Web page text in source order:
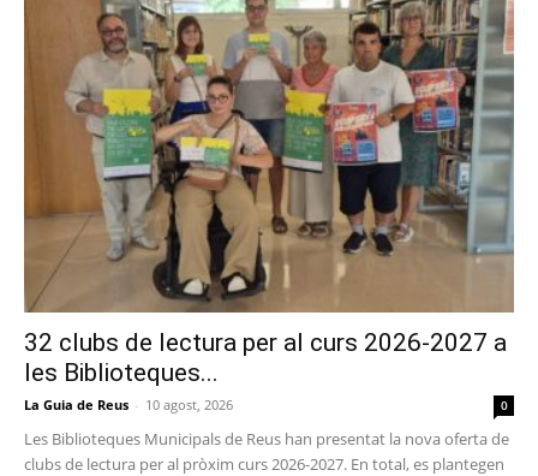
32 clubs de lectura per al curs 2026-2027 a
les Biblioteques...
La Guia de Reus - 10 agost, 2026 0
Les Biblioteques Municipals de Reus han presentat la nova oferta de
clubs de lectura per al pròxim curs 2026-2027. En total, es plantegen